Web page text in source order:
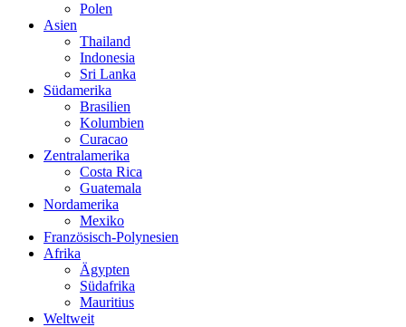
Polen
Asien
Thailand
Indonesia
Sri Lanka
Südamerika
Brasilien
Kolumbien
Curacao
Zentralamerika
Costa Rica
Guatemala
Nordamerika
Mexiko
Französisch-Polynesien
Afrika
Ägypten
Südafrika
Mauritius
Weltweit